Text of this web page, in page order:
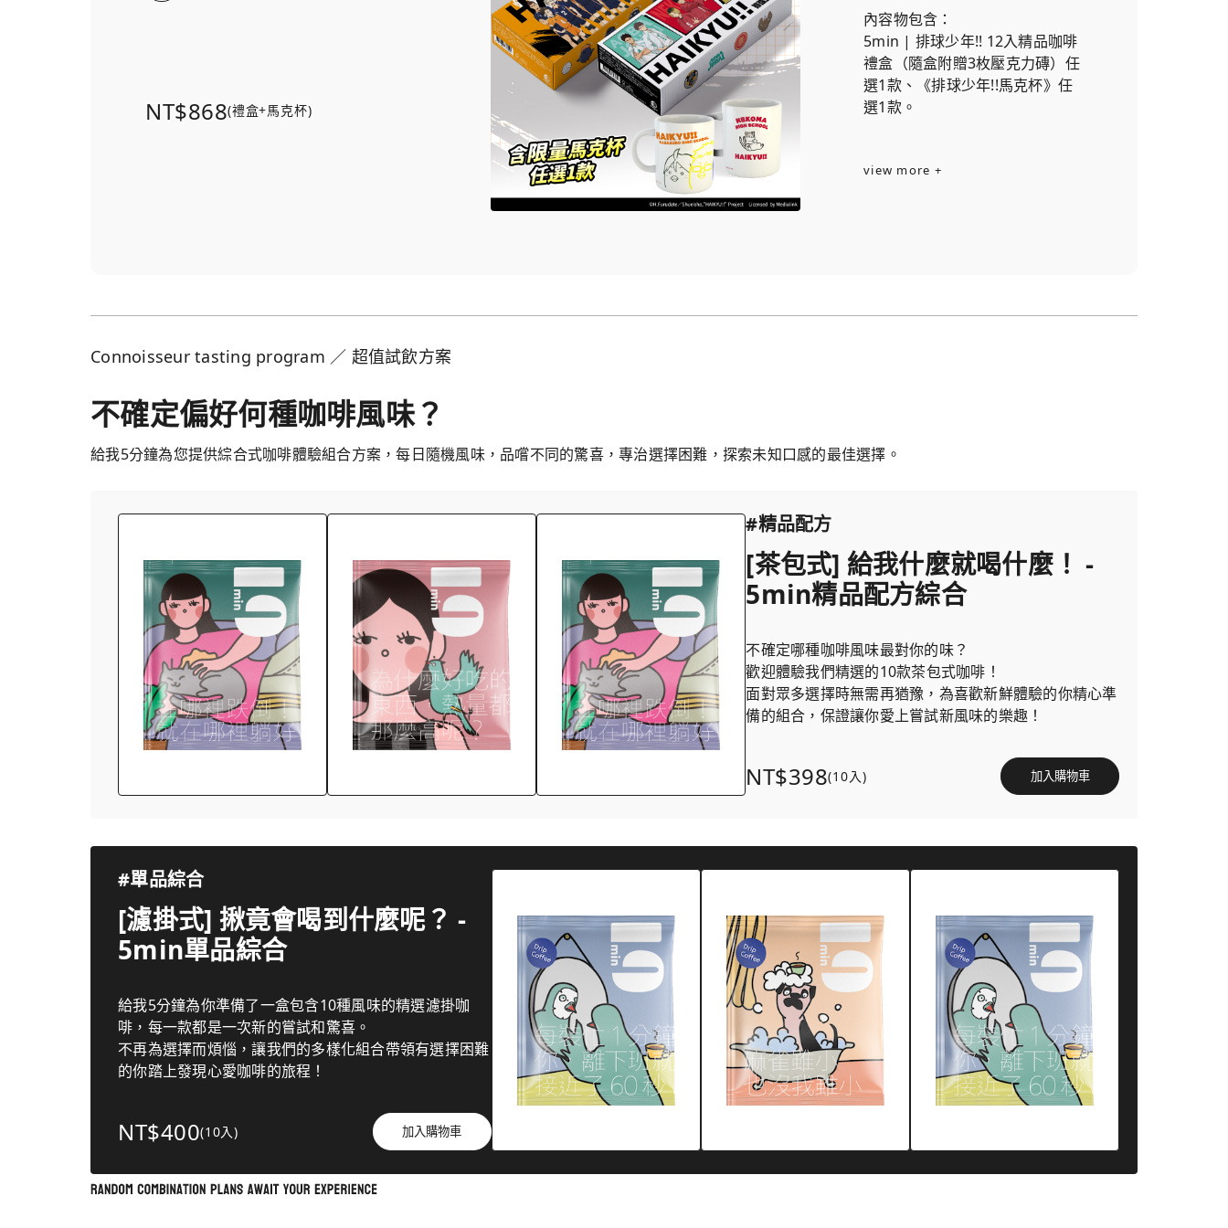
NT$868(禮盒+馬克杯)
內容物包含：
5min | 排球少年!! 12入精品咖啡
禮盒（隨盒附贈3枚壓克力磚）任
選1款、《排球少年!!馬克杯》任
選1款。
view more +
Connoisseur tasting program ／ 超值試飲方案
不確定偏好何種咖啡風味？
給我5分鐘為您提供綜合式咖啡體驗組合方案，每日隨機風味，品嚐不同的驚喜，專治選擇困難，探索未知口感的最佳選擇。
#精品配方
[茶包式] 給我什麼就喝什麼！ -
5min精品配方綜合
不確定哪種咖啡風味最對你的味？
歡迎體驗我們精選的10款茶包式咖啡！
面對眾多選擇時無需再猶豫，為喜歡新鮮體驗的你精心準
備的組合，保證讓你愛上嘗試新風味的樂趣！
NT$398(10入) 加入購物車
#單品綜合
[濾掛式] 揪竟會喝到什麼呢？ -
5min單品綜合
給我5分鐘為你準備了一盒包含10種風味的精選濾掛咖
啡，每一款都是一次新的嘗試和驚喜。
不再為選擇而煩惱，讓我們的多樣化組合帶領有選擇困難
的你踏上發現心愛咖啡的旅程！
NT$400(10入) 加入購物車